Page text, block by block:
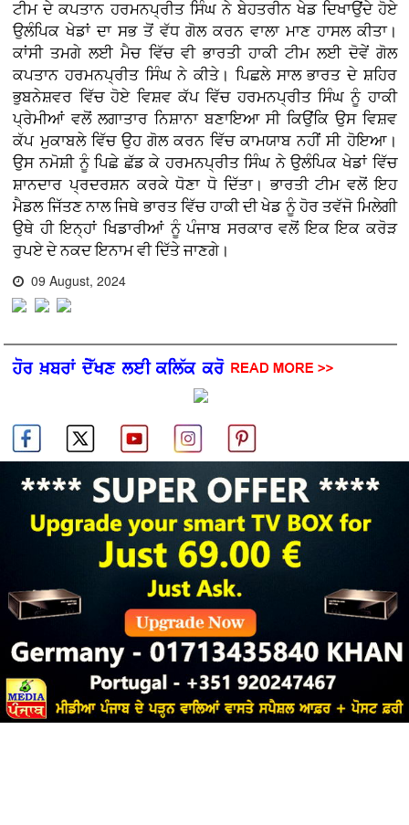
ਟੀਮ ਦੇ ਕਪਤਾਨ ਹਰਮਨਪ੍ਰੀਤ ਸਿੰਘ ਨੇ ਬੇਹਤਰੀਨ ਖੇਡ ਦਿਖਾਉਂਦੇ ਹੋਏ
ਉਲੰਪਿਕ ਖੇਡਾਂ ਦਾ ਸਭ ਤੋਂ ਵੱਧ ਗੋਲ ਕਰਨ ਵਾਲਾ ਮਾਣ ਹਾਸਲ ਕੀਤਾ।
ਕਾਂਸੀ ਤਮਗੇ ਲਈ ਮੈਚ ਵਿੱਚ ਵੀ ਭਾਰਤੀ ਹਾਕੀ ਟੀਮ ਲਈ ਦੋਵੇਂ ਗੋਲ
ਕਪਤਾਨ ਹਰਮਨਪ੍ਰੀਤ ਸਿੰਘ ਨੇ ਕੀਤੇ। ਪਿਛਲੇ ਸਾਲ ਭਾਰਤ ਦੇ ਸ਼ਹਿਰ
ਭੁਬਨੇਸ਼ਵਰ ਵਿੱਚ ਹੋਏ ਵਿਸ਼ਵ ਕੱਪ ਵਿੱਚ ਹਰਮਨਪ੍ਰੀਤ ਸਿੰਘ ਨੂੰ ਹਾਕੀ
ਪ੍ਰੇਮੀਆਂ ਵਲੋਂ ਲਗਾਤਾਰ ਨਿਸ਼ਾਨਾ ਬਣਾਇਆ ਸੀ ਕਿਉਂਕਿ ਉਸ ਵਿਸ਼ਵ
ਕੱਪ ਮੁਕਾਬਲੇ ਵਿੱਚ ਉਹ ਗੋਲ ਕਰਨ ਵਿੱਚ ਕਾਮਯਾਬ ਨਹੀਂ ਸੀ ਹੋਇਆ।
ਉਸ ਨਮੋਸ਼ੀ ਨੂੰ ਪਿਛੇ ਛੱਡ ਕੇ ਹਰਮਨਪ੍ਰੀਤ ਸਿੰਘ ਨੇ ਉਲੰਪਿਕ ਖੇਡਾਂ ਵਿੱਚ
ਸ਼ਾਨਦਾਰ ਪ੍ਰਦਰਸ਼ਨ ਕਰਕੇ ਧੋਣਾ ਧੋ ਦਿੱਤਾ। ਭਾਰਤੀ ਟੀਮ ਵਲੋਂ ਇਹ
ਮੈਡਲ ਜਿੱਤਣ ਨਾਲ ਜਿਥੇ ਭਾਰਤ ਵਿੱਚ ਹਾਕੀ ਦੀ ਖੇਡ ਨੂੰ ਹੋਰ ਤਵੱਜੋ ਮਿਲੇਗੀ
ਉਥੇ ਹੀ ਇਨ੍ਹਾਂ ਖਿਡਾਰੀਆਂ ਨੂੰ ਪੰਜਾਬ ਸਰਕਾਰ ਵਲੋਂ ਇਕ ਇਕ ਕਰੋੜ
ਰੁਪਏ ਦੇ ਨਕਦ ਇਨਾਮ ਵੀ ਦਿੱਤੇ ਜਾਣਗੇ।
09 August, 2024